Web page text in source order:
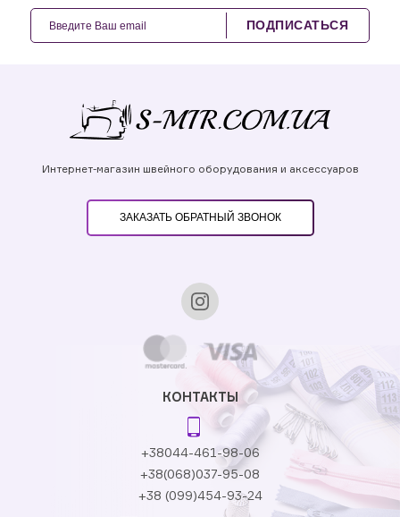
ПОДПИСАТЬСЯ
Интернет-магазин швейного оборудования и аксессуаров
ЗАКАЗАТЬ ОБРАТНЫЙ ЗВОНОК
КОНТАКТЫ
+38044-461-98-06
+38(068)037-95-08
+38 (099)454-93-24